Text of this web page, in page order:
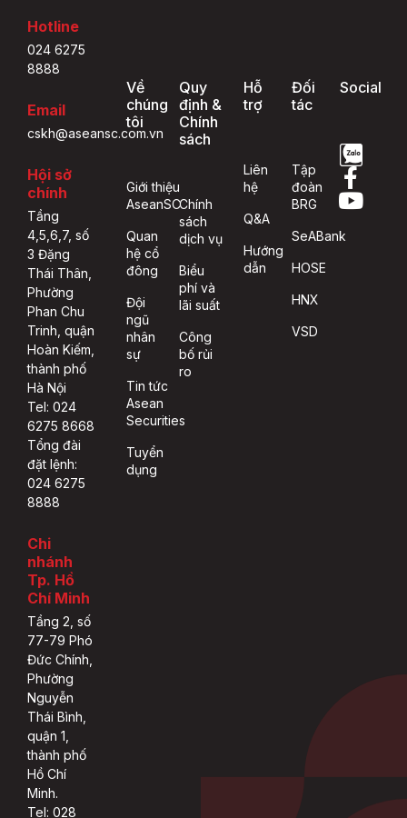
Hotline
024 6275
8888
Email
cskh@aseansc.com.vn
Hội sở
chính
Tầng
4,5,6,7, số
3 Đặng
Thái Thân,
Phường
Phan Chu
Trinh, quận
Hoàn Kiếm,
thành phố
Hà Nội
Tel: 024
6275 8668
Tổng đài
đặt lệnh:
024 6275
8888
Chi
nhánh
Tp. Hồ
Chí Minh
Tầng 2, số
77-79 Phó
Đức Chính,
Phường
Nguyễn
Thái Bình,
quận 1,
thành phố
Hồ Chí
Minh.
Tel: 028
Về
chúng
tôi
Giới thiệu
AseanSC
Quan
hệ cổ
đông
Đội
ngũ
nhân
sự
Tin tức
Asean
Securities
Tuyển
dụng
Quy
định &
Chính
sách
Chính
sách
dịch vụ
Biểu
phí và
lãi suất
Công
bố rủi
ro
Hỗ
trợ
Liên
hệ
Q&A
Hướng
dẫn
Đối
tác
Tập
đoàn
BRG
SeABank
HOSE
HNX
VSD
Social